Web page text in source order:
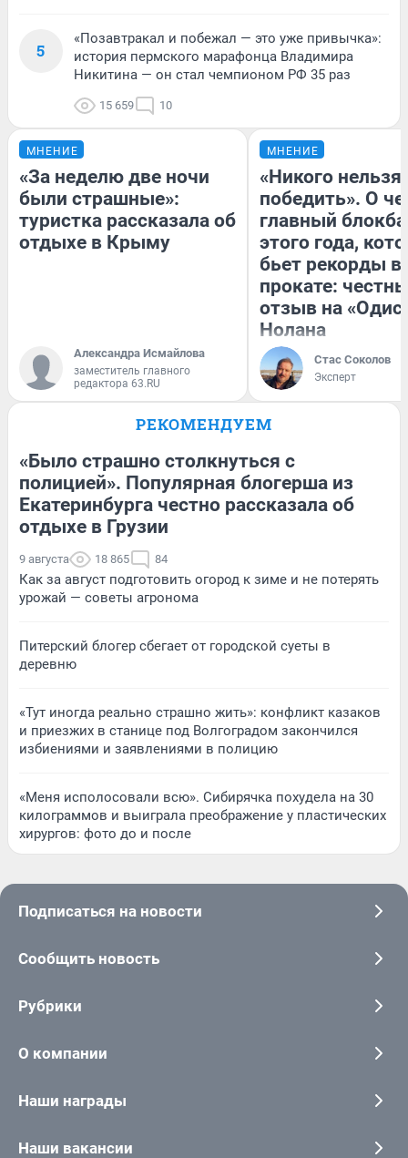
5
«Позавтракал и побежал — это уже привычка»:
история пермского марафонца Владимира
Никитина — он стал чемпионом РФ 35 раз
15 659 10
МНЕНИЕ
«За неделю две ночи
были страшные»:
туристка рассказала об
отдыхе в Крыму
Александра Исмайлова
заместитель главного
редактора 63.RU
МНЕНИЕ
«Никого нельзя
победить». О
главный
этого года,
бьет рекорды в
прокате:
отзыв на
Нолана
Стас Соколов
Эксперт
РЕКОМЕНДУЕМ
«Было страшно столкнуться с
полицией». Популярная блогерша из
Екатеринбурга честно рассказала об
отдыхе в Грузии
9 августа 18 865 84
Как за август подготовить огород к зиме и не потерять
урожай — советы агронома
Питерский блогер сбегает от городской суеты в
деревню
«Тут иногда реально страшно жить»: конфликт казаков
и приезжих в станице под Волгоградом закончился
избиениями и заявлениями в полицию
«Меня исполосовали всю». Сибирячка похудела на 30
килограммов и выиграла преображение у пластических
хирургов: фото до и после
Подписаться на новости
Сообщить новость
Рубрики
О компании
Наши награды
Наши вакансии